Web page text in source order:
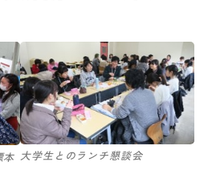
本 大学生とのランチ懇談会